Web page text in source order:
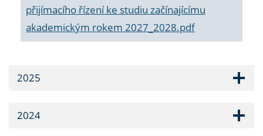
přijímacího řízení ke studiu začínajícímu
akademickým rokem 2027_2028.pdf
2025
2024